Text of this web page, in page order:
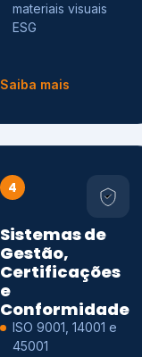
materiais visuais
ESG
Saiba mais
4
Sistemas de
Gestão,
Certificações
e
Conformidade
ISO 9001, 14001 e
45001